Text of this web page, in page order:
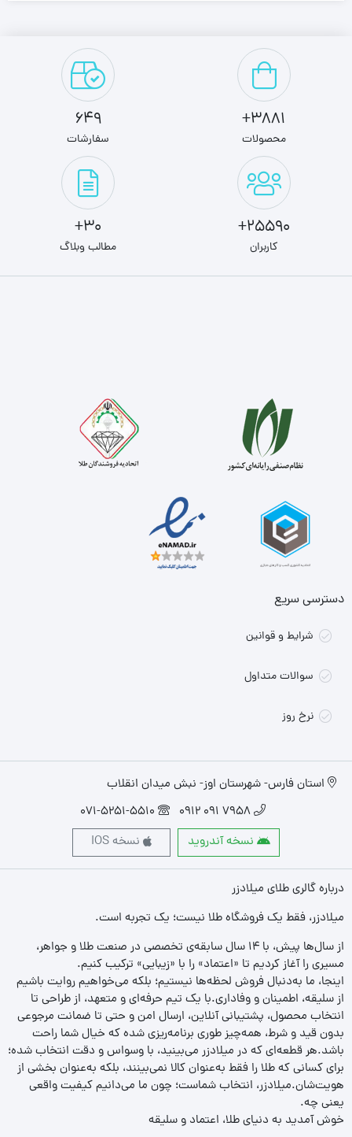
3881+
محصولات
649
سفارشات
25590+
کاربران
30+
مطالب وبلاگ
دسترسی سریع
شرایط و قوانین
سوالات متداول
نرخ روز
استان فارس- شهرستان اوز- نبش میدان انقلاب
7958 091 0912
071-5251-5510
نسخه آندروید
نسخه IOS
درباره گالری طلای میلادزر
میلادزر، فقط یک فروشگاه طلا نیست؛ یک تجربه‌ است.
از سال‌ها پیش، با ۱۴ سال سابقه‌ی تخصصی در صنعت طلا و جواهر،
مسیری را آغاز کردیم تا «اعتماد» را با «زیبایی» ترکیب کنیم.
اینجا، ما به‌دنبال فروش لحظه‌ها نیستیم؛ بلکه می‌خواهیم روایت باشیم
از سلیقه، اطمینان و وفاداری.با یک تیم حرفه‌ای و متعهد، از طراحی تا
انتخاب محصول، پشتیبانی آنلاین، ارسال امن و حتی تا ضمانت مرجوعی
بدون قید و شرط، همه‌چیز طوری برنامه‌ریزی شده که خیال شما راحت
باشد.هر قطعه‌ای که در میلادزر می‌بینید، با وسواس و دقت انتخاب شده؛
برای کسانی که طلا را فقط به‌عنوان کالا نمی‌بینند، بلکه به‌عنوان بخشی از
هویت‌شان.میلادزر، انتخاب شماست؛ چون ما می‌دانیم کیفیت واقعی
یعنی چه.
خوش آمدید به دنیای طلا، اعتماد و سلیقه